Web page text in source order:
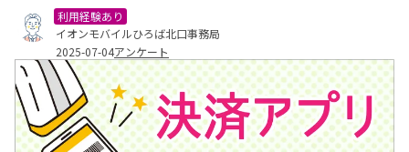
利用経験あり
イオンモバイルひろば北口事務局
2025-07-04アンケート